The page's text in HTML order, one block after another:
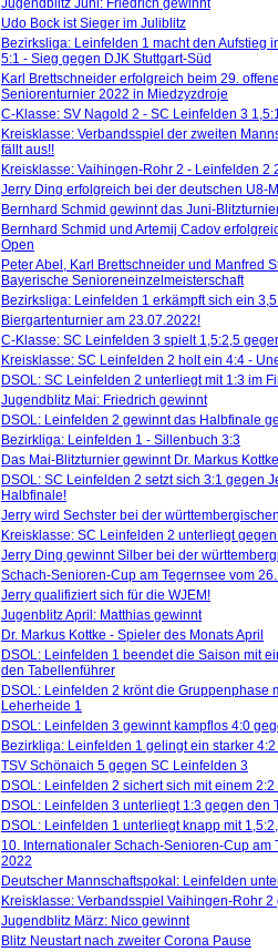
Jugendblitz Juni: Friedrich gewinnt
Udo Bock ist Sieger im Juliblitz
Bezirksliga: Leinfelden 1 macht den Aufstieg
5:1 - Sieg gegen DJK Stuttgart-Süd
Karl Brettschneider erfolgreich beim 29.
Seniorenturnier 2022 in Miedzyzdroje
C-Klasse: SV Nagold 2 - SC Leinfelden 3
Kreisklasse: Verbandsspiel der zweiten
fällt aus!!
Kreisklasse: Vaihingen-Rohr 2 - Leinfelden 2
Jerry Ding erfolgreich bei der deutschen U8-
Bernhard Schmid gewinnt das Juni-
Bernhard Schmid und Artemij Cadov
Open
Peter Abel, Karl Brettschneider und Manfred
Bayerische Senioreneinzelmeisterschaft
Bezirksliga: Leinfelden 1 erkämpft sich ein
Biergartenturnier am 23.07.2022!
C-Klasse: SC Leinfelden 3 spielt 1,5:2,5
Kreisklasse: SC Leinfelden 2 holt ein 4:4 -
DSOL: SC Leinfelden 2 unterliegt mit 1:3 im
Jugendblitz Mai: Friedrich gewinnt
DSOL: Leinfelden 2 gewinnt das Halbfinale
Bezirkliga: Leinfelden 1 - Sillenbuch 3:3
Das Mai-Blitzturnier gewinnt Dr. Markus
DSOL: SC Leinfelden 2 setzt sich 3:1 gegen
Halbfinale!
Jerry wird Sechster bei der
Kreisklasse: SC Leinfelden 2 unterliegt
Jerry Ding gewinnt Silber bei der
Schach-Senioren-Cup am Tegernsee vom
Jerry qualifiziert sich für die WJEM!
Jugenblitz April: Matthias gewinnt
Dr. Markus Kottke - Spieler des Monats April
DSOL: Leinfelden 1 beendet die Saison mit
den Tabellenführer
DSOL: Leinfelden 2 krönt die Gruppenphase
Leherheide 1
DSOL: Leinfelden 3 gewinnt kampflos 4:0
Bezirkliga: Leinfelden 1 gelingt ein starker
TSV Schönaich 5 gegen SC Leinfelden 3
DSOL: Leinfelden 2 sichert sich mit einem
DSOL: Leinfelden 3 unterliegt 1:3 gegen den
DSOL: Leinfelden 1 unterliegt knapp mit
10. Internationaler Schach-Senioren-Cup am
2022
Deutscher Mannschaftspokal: Leinfelden
Kreisklasse: Verbandsspiel Vaihingen-Rohr
Jugendblitz März: Nico gewinnt
Blitz Neustart nach zweiter Corona Pause